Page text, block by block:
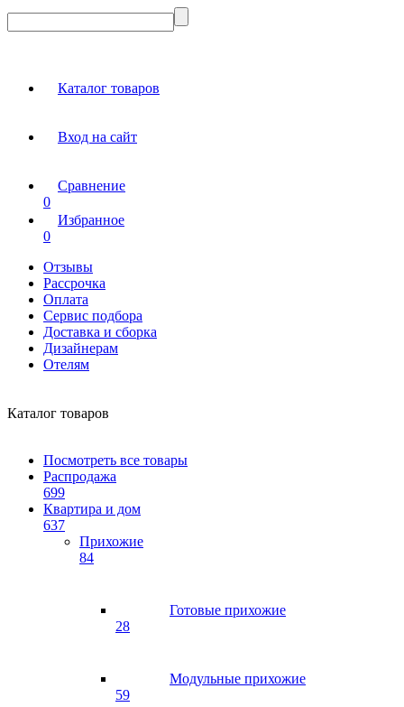
Каталог товаров
Вход на сайт
Сравнение
0
Избранное
0
Отзывы
Рассрочка
Оплата
Сервис подбора
Доставка и сборка
Дизайнерам
Отелям
Каталог товаров
Посмотреть все товары
Распродажа
699
Квартира и дом
637
Прихожие
84
Готовые прихожие
28
Модульные прихожие
59